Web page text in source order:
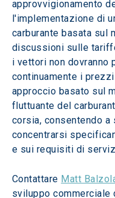
approvvigionamento
l'implementazione di
carburante basata sul
discussioni sulle
i vettori non dovranno
continuamente i
approccio basato sul
fluttuante del
corsia, consentendo
concentrarsi
e sui requisiti di
Contattare Matt
sviluppo commerciale